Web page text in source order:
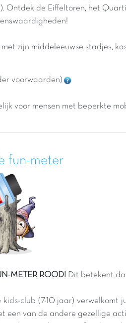
Ontdek de Eiffeltoren, het
met zijn middeleeuwse stadjes,
voorwaarden)
voor mensen met beperkte
fun-meter
METER ROOD! Dit betekent
club (7-10 jaar) verwelkomt
een van de andere gezellige